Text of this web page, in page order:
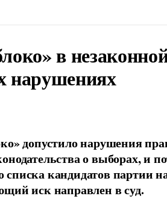
в
нарушениях
допустило нарушения
о выборах, и
кандидатов партии
иск направлен в суд.